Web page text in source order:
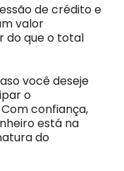
de crédito e
valor
do que o total
você deseje
o
confiança,
está na
do